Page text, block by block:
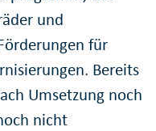
und
für
Bereits
Umsetzung noch
nicht